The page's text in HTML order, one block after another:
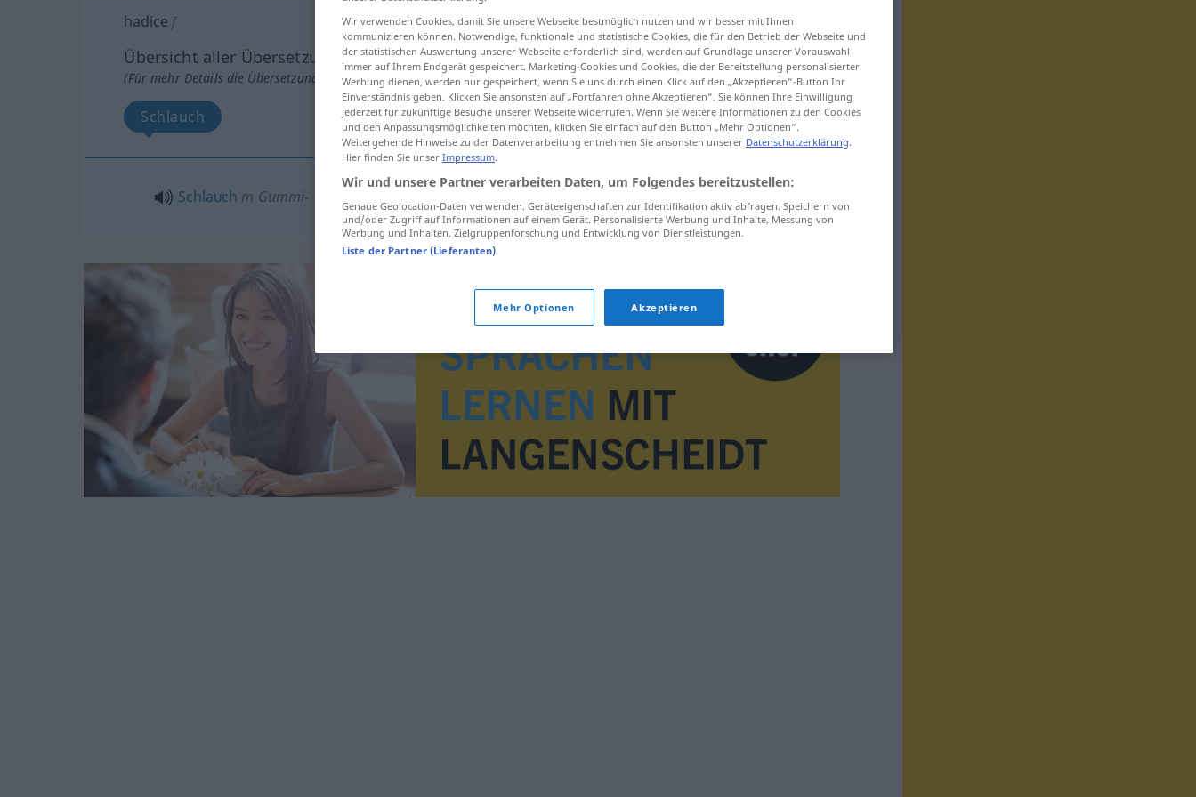
hadice f
Übersicht aller Übersetzungen
(Für mehr Details die Übersetzung anklicken/antippen)
Schlauch
Schlauch m Gummi-
Wir verwenden Cookies, damit Sie unsere Webseite bestmöglich nutzen und wir besser mit Ihnen
kommunizieren können. Notwendige, funktionale und statistische Cookies, die für den Betrieb der Webseite und
der statistischen Auswertung unserer Webseite erforderlich sind, werden auf Grundlage unserer Vorauswahl
immer auf Ihrem Endgerät gespeichert. Marketing-Cookies und Cookies, die der Bereitstellung personalisierter
Werbung dienen, werden nur gespeichert, wenn Sie uns durch einen Klick auf den „Akzeptieren“-Button Ihr
Einverständnis geben. Klicken Sie ansonsten auf „Fortfahren ohne Akzeptieren“. Sie können Ihre Einwilligung
jederzeit für zukünftige Besuche unserer Webseite widerrufen. Wenn Sie weitere Informationen zu den Cookies
und den Anpassungsmöglichkeiten möchten, klicken Sie einfach auf den Button „Mehr Optionen“.
Weitergehende Hinweise zu der Datenverarbeitung entnehmen Sie ansonsten unserer Datenschutzerklärung.
Hier finden Sie unser Impressum.
Wir und unsere Partner verarbeiten Daten, um Folgendes bereitzustellen:
Genaue Geolocation-Daten verwenden. Geräteeigenschaften zur Identifikation aktiv abfragen. Speichern von
und/oder Zugriff auf Informationen auf einem Gerät. Personalisierte Werbung und Inhalte, Messung von
Werbung und Inhalten, Zielgruppenforschung und Entwicklung von Dienstleistungen.
Liste der Partner (Lieferanten)
Mehr Optionen Akzeptieren